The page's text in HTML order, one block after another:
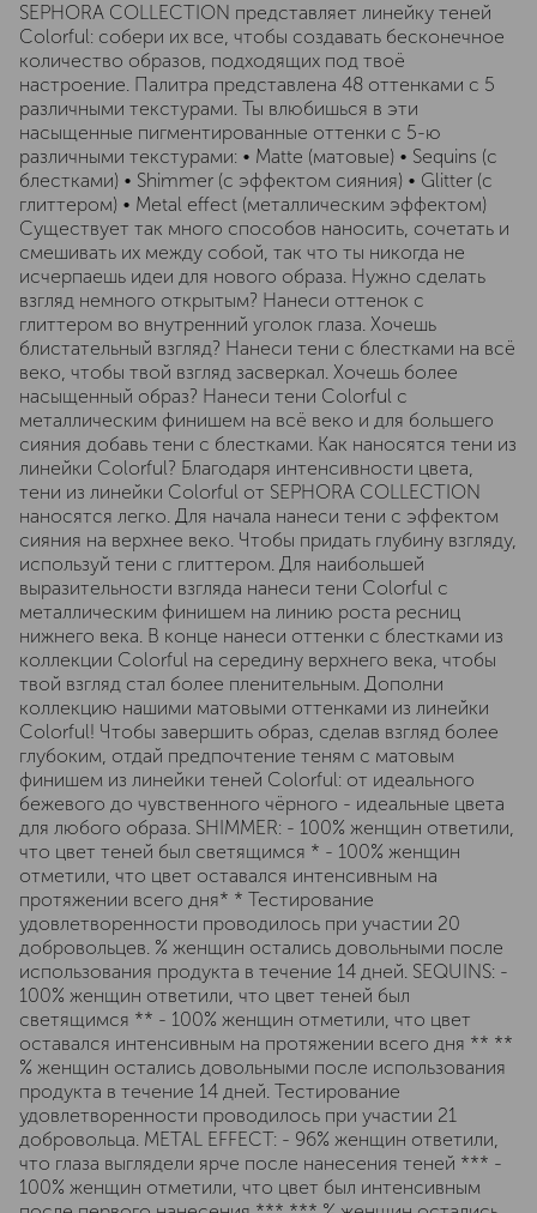
SEPHORA COLLECTION представляет линейку теней
Colorful: собери их все, чтобы создавать бесконечное
количество образов, подходящих под твоё
настроение. Палитра представлена 48 оттенками с 5
различными текстурами. Ты влюбишься в эти
насыщенные пигментированные оттенки с 5-ю
различными текстурами: • Matte (матовые) • Sequins (с
блестками) • Shimmer (с эффектом сияния) • Glitter (с
глиттером) • Metal effect (металлическим эффектом)
Существует так много способов наносить, сочетать и
смешивать их между собой, так что ты никогда не
исчерпаешь идеи для нового образа. Нужно сделать
взгляд немного открытым? Нанеси оттенок с
глиттером во внутренний уголок глаза. Хочешь
блистательный взгляд? Нанеси тени с блестками на всё
веко, чтобы твой взгляд засверкал. Хочешь более
насыщенный образ? Нанеси тени Colorful с
металлическим финишем на всё веко и для большего
сияния добавь тени с блестками. Как наносятся тени из
линейки Colorful? Благодаря интенсивности цвета,
тени из линейки Colorful от SEPHORA COLLECTION
наносятся легко. Для начала нанеси тени с эффектом
сияния на верхнее веко. Чтобы придать глубину взгляду,
используй тени с глиттером. Для наибольшей
выразительности взгляда нанеси тени Colorful с
металлическим финишем на линию роста ресниц
нижнего века. В конце нанеси оттенки с блестками из
коллекции Colorful на середину верхнего века, чтобы
твой взгляд стал более пленительным. Дополни
коллекцию нашими матовыми оттенками из линейки
Colorful! Чтобы завершить образ, сделав взгляд более
глубоким, отдай предпочтение теням с матовым
финишем из линейки теней Colorful: от идеального
бежевого до чувственного чёрного - идеальные цвета
для любого образа. SHIMMER: - 100% женщин ответили,
что цвет теней был светящимся * - 100% женщин
отметили, что цвет оставался интенсивным на
протяжении всего дня* * Тестирование
удовлетворенности проводилось при участии 20
добровольцев. % женщин остались довольными после
использования продукта в течение 14 дней. SEQUINS: -
100% женщин ответили, что цвет теней был
светящимся ** - 100% женщин отметили, что цвет
оставался интенсивным на протяжении всего дня ** **
% женщин остались довольными после использования
продукта в течение 14 дней. Тестирование
удовлетворенности проводилось при участии 21
добровольца. METAL EFFECT: - 96% женщин ответили,
что глаза выглядели ярче после нанесения теней *** -
100% женщин отметили, что цвет был интенсивным